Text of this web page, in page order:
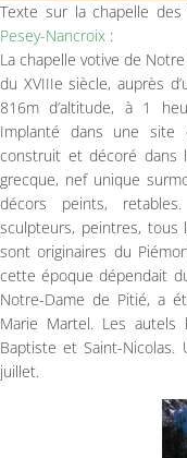
Texte sur la chapelle
Pesey-Nancroix :
La chapelle votive de
du XVIIIe siècle, auprès
816m d’altitude, à 1
Implanté dans une site
construit et décoré dans
grecque, nef unique
décors peints,
sculpteurs, peintres,
sont originaires du
cette époque dépendait
Notre-Dame de Pitié, a
Marie Martel. Les autels
Baptiste et Saint-Nicolas.
juillet.